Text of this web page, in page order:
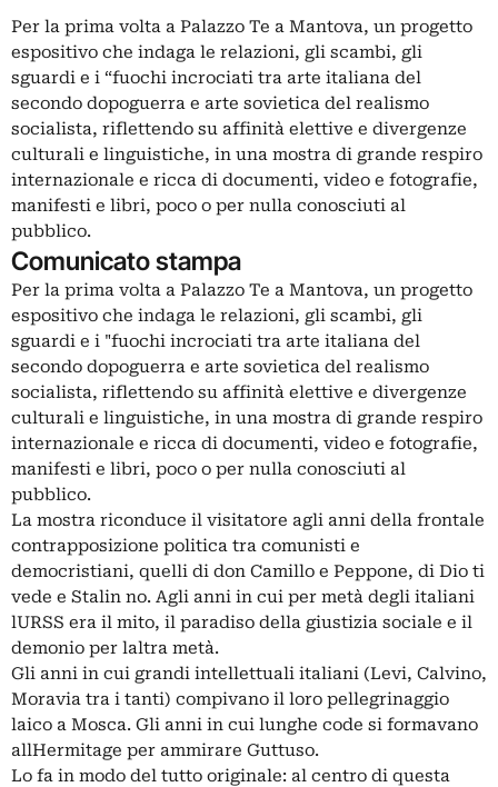
Per la prima volta a Palazzo Te a Mantova, un progetto
espositivo che indaga le relazioni, gli scambi, gli
sguardi e i “fuochi incrociati tra arte italiana del
secondo dopoguerra e arte sovietica del realismo
socialista, riflettendo su affinità elettive e divergenze
culturali e linguistiche, in una mostra di grande respiro
internazionale e ricca di documenti, video e fotografie,
manifesti e libri, poco o per nulla conosciuti al
pubblico.
Comunicato stampa
Per la prima volta a Palazzo Te a Mantova, un progetto
espositivo che indaga le relazioni, gli scambi, gli
sguardi e i "fuochi incrociati tra arte italiana del
secondo dopoguerra e arte sovietica del realismo
socialista, riflettendo su affinità elettive e divergenze
culturali e linguistiche, in una mostra di grande respiro
internazionale e ricca di documenti, video e fotografie,
manifesti e libri, poco o per nulla conosciuti al
pubblico.
La mostra riconduce il visitatore agli anni della frontale
contrapposizione politica tra comunisti e
democristiani, quelli di don Camillo e Peppone, di Dio ti
vede e Stalin no. Agli anni in cui per metà degli italiani
lURSS era il mito, il paradiso della giustizia sociale e il
demonio per laltra metà.
Gli anni in cui grandi intellettuali italiani (Levi, Calvino,
Moravia tra i tanti) compivano il loro pellegrinaggio
laico a Mosca. Gli anni in cui lunghe code si formavano
allHermitage per ammirare Guttuso.
Lo fa in modo del tutto originale: al centro di questa